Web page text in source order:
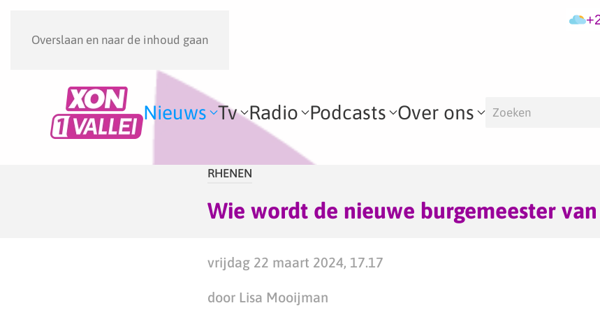
Overslaan en naar de inhoud gaan
Nieuws Tv Radio Podcasts Over ons
RHENEN
Wie wordt de nieuwe burgemeester van
vrijdag 22 maart 2024, 17.17
door Lisa Mooijman